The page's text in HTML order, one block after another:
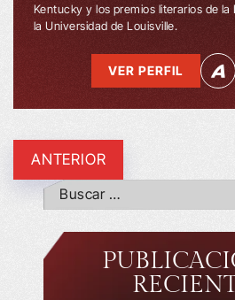
Kentucky y los premios literarios de
la Universidad de Louisville.
VER PERFIL
ANTERIOR